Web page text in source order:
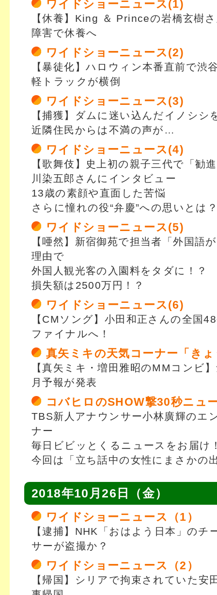
ワイドショーニュース(1)
【休養】King ＆ Princeの岩橋玄樹
障害で休養へ
ワイドショーニュース(2)
【暴徒化】ハロウィン本番直前で渋
軽トラックが横倒
ワイドショーニュース(3)
【捕獲】ダムに迷い込んだイノシシ
近隣住民からは不満の声が…
ワイドショーニュース(4)
【歌舞伎】史上初の親子三代で「勧
川染五郎さんにインタビュー
13歳の素顔や直面した苦悩
さらに憧れの役“弁慶”への思いとは
ワイドショーニュース(5)
【唖然】新宿御苑で担当者「外国語
理由で
外国人観光客の入園料をタダに！？
損失額は2500万円！？
ワイドショーニュース(6)
【CMソング】小田和正さんの全国
ファイナルへ！
真矢ミキの天気コーナー「き
【真矢ミキ・増田雅昭のMMコンビ
月予報が発表
コバヒロのSHOW撃30秒ニュ
TBS新人アナウンサー小林廣輝のエ
ナー
毎日ビビッとくるニュースをお届け
今回は「立ち話中の女性にまさかの
2018年10月26日（金）
ワイドショーニュース（1）
【逮捕】NHK「おはよう日本」のチ
サーが盗撮か？
ワイドショーニュース（2）
【帰国】シリアで拘束されていた安